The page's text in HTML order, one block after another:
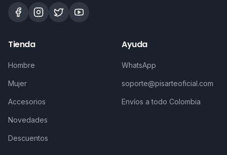
Tienda
Hombre
Mujer
Accesorios
Novedades
Descuentos
Ayuda
WhatsApp
soporte@pisarteoficial.com
Envíos a todo Colombia